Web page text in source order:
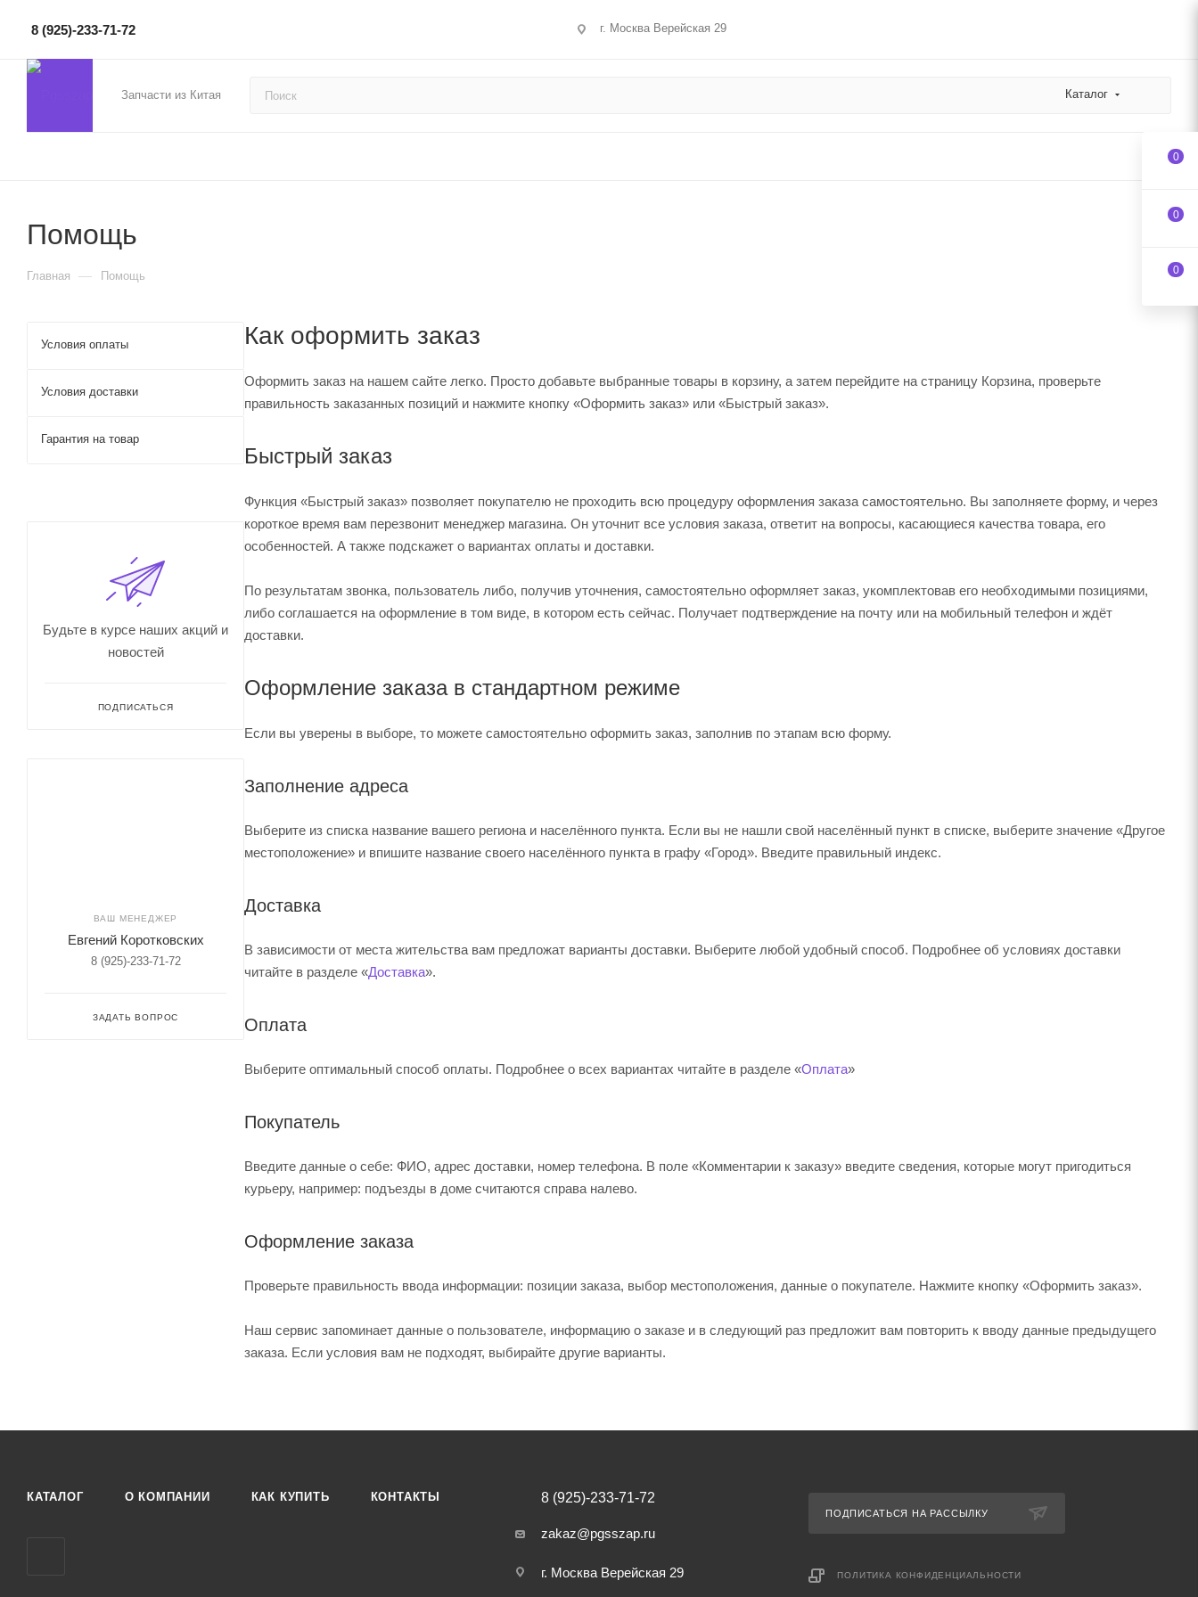
8 (925)-233-71-72 г. Москва Верейская 29
Запчасти из Китая Каталог
Помощь
Главная — Помощь
Как оформить заказ
Оформить заказ на нашем сайте легко. Просто добавьте выбранные товары в корзину, а затем перейдите на страницу Корзина, проверьте
правильность заказанных позиций и нажмите кнопку «Оформить заказ» или «Быстрый заказ».
Быстрый заказ
Функция «Быстрый заказ» позволяет покупателю не проходить всю процедуру оформления заказа самостоятельно. Вы заполняете форму, и через
короткое время вам перезвонит менеджер магазина. Он уточнит все условия заказа, ответит на вопросы, касающиеся качества товара, его
особенностей. А также подскажет о вариантах оплаты и доставки.
По результатам звонка, пользователь либо, получив уточнения, самостоятельно оформляет заказ, укомплектовав его необходимыми позициями,
либо соглашается на оформление в том виде, в котором есть сейчас. Получает подтверждение на почту или на мобильный телефон и ждёт
доставки.
Оформление заказа в стандартном режиме
Если вы уверены в выборе, то можете самостоятельно оформить заказ, заполнив по этапам всю форму.
Заполнение адреса
Выберите из списка название вашего региона и населённого пункта. Если вы не нашли свой населённый пункт в списке, выберите значение «Другое
местоположение» и впишите название своего населённого пункта в графу «Город». Введите правильный индекс.
Доставка
В зависимости от места жительства вам предложат варианты доставки. Выберите любой удобный способ. Подробнее об условиях доставки
читайте в разделе «Доставка».
Оплата
Выберите оптимальный способ оплаты. Подробнее о всех вариантах читайте в разделе «Оплата»
Покупатель
Введите данные о себе: ФИО, адрес доставки, номер телефона. В поле «Комментарии к заказу» введите сведения, которые могут пригодиться
курьеру, например: подъезды в доме считаются справа налево.
Оформление заказа
Проверьте правильность ввода информации: позиции заказа, выбор местоположения, данные о покупателе. Нажмите кнопку «Оформить заказ».
Наш сервис запоминает данные о пользователе, информацию о заказе и в следующий раз предложит вам повторить к вводу данные предыдущего
заказа. Если условия вам не подходят, выбирайте другие варианты.
Условия оплаты
Условия доставки
Гарантия на товар
Будьте в курсе наших акций и
новостей
ПОДПИСАТЬСЯ
ВАШ МЕНЕДЖЕР
Евгений Коротковских
8 (925)-233-71-72
ЗАДАТЬ ВОПРОС
КАТАЛОГ О КОМПАНИИ КАК КУПИТЬ КОНТАКТЫ 8 (925)-233-71-72
zakaz@pgsszap.ru
г. Москва Верейская 29
ПОДПИСАТЬСЯ НА РАССЫЛКУ
ПОЛИТИКА КОНФИДЕНЦИАЛЬНОСТИ
0
0
0